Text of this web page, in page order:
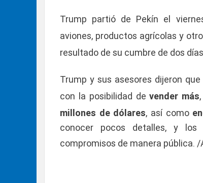
Trump partió de Pekín el
aviones, productos agrícolas y
resultado de su cumbre de dos
Trump y sus asesores dijeron que
con la posibilidad de vender más
millones de dólares, así como
conocer pocos detalles, y
compromisos de manera pública.